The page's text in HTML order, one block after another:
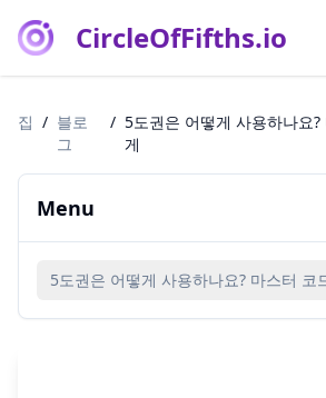
CircleOfFifths.io
집 / 블로
그
/ 5도권은 어떻게 사용하나요
게
Menu
5도권은 어떻게 사용하나요? 마스터 코